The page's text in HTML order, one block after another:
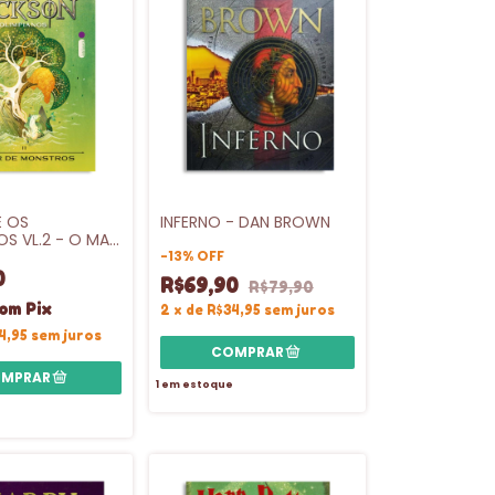
OS
VL.2 - O MAR
Pix
sem juros
INFERNO - DAN BROWN
-13% OFF
R$69,90 R$79,90
2 x de R$34,95 sem juros
1 em estoque